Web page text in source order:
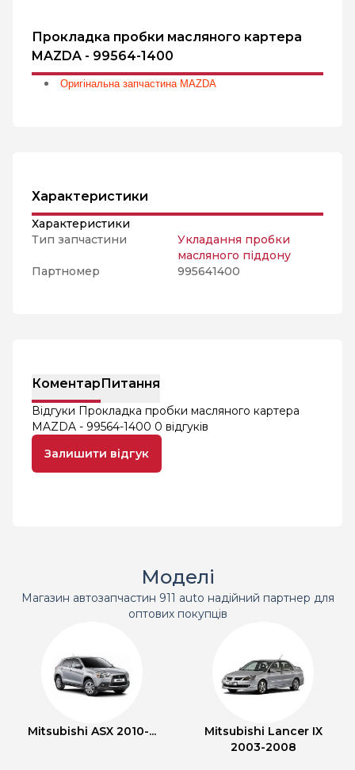
Прокладка пробки масляного картера
MAZDA - 99564-1400
Оригінальна запчастина MAZDA
Характеристики
Характеристики
Тип запчастини
Укладання пробки
масляного піддону
Партномер
995641400
КоментарПитання
Відгуки Прокладка пробки масляного картера
MAZDA - 99564-1400 0 відгуків
Залишити відгук
Моделі
Магазин автозапчастин 911 auto надійний партнер для
оптових покупців
Mitsubishi ASX 2010-...
Mitsubishi Lancer IX
2003-2008